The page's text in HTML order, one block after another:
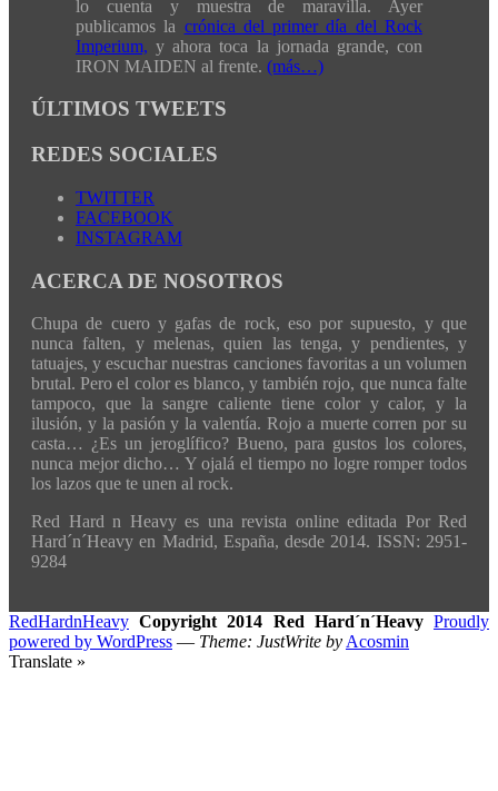
lo cuenta y muestra de maravilla. Ayer
publicamos la crónica del primer día del Rock
Imperium, y ahora toca la jornada grande, con
IRON MAIDEN al frente. (más…)
ÚLTIMOS TWEETS
REDES SOCIALES
TWITTER
FACEBOOK
INSTAGRAM
ACERCA DE NOSOTROS
Chupa de cuero y gafas de rock, eso por supuesto, y que
nunca falten, y melenas, quien las tenga, y pendientes, y
tatuajes, y escuchar nuestras canciones favoritas a un volumen
brutal. Pero el color es blanco, y también rojo, que nunca falte
tampoco, que la sangre caliente tiene color y calor, y la
ilusión, y la pasión y la valentía. Rojo a muerte corren por su
casta… ¿Es un jeroglífico? Bueno, para gustos los colores,
nunca mejor dicho… Y ojalá el tiempo no logre romper todos
los lazos que te unen al rock.
Red Hard n Heavy es una revista online editada Por Red
Hard´n´Heavy en Madrid, España, desde 2014. ISSN: 2951-
9284
RedHardnHeavy Copyright 2014 Red Hard´n´Heavy Proudly
powered by WordPress — Theme: JustWrite by Acosmin
Translate »